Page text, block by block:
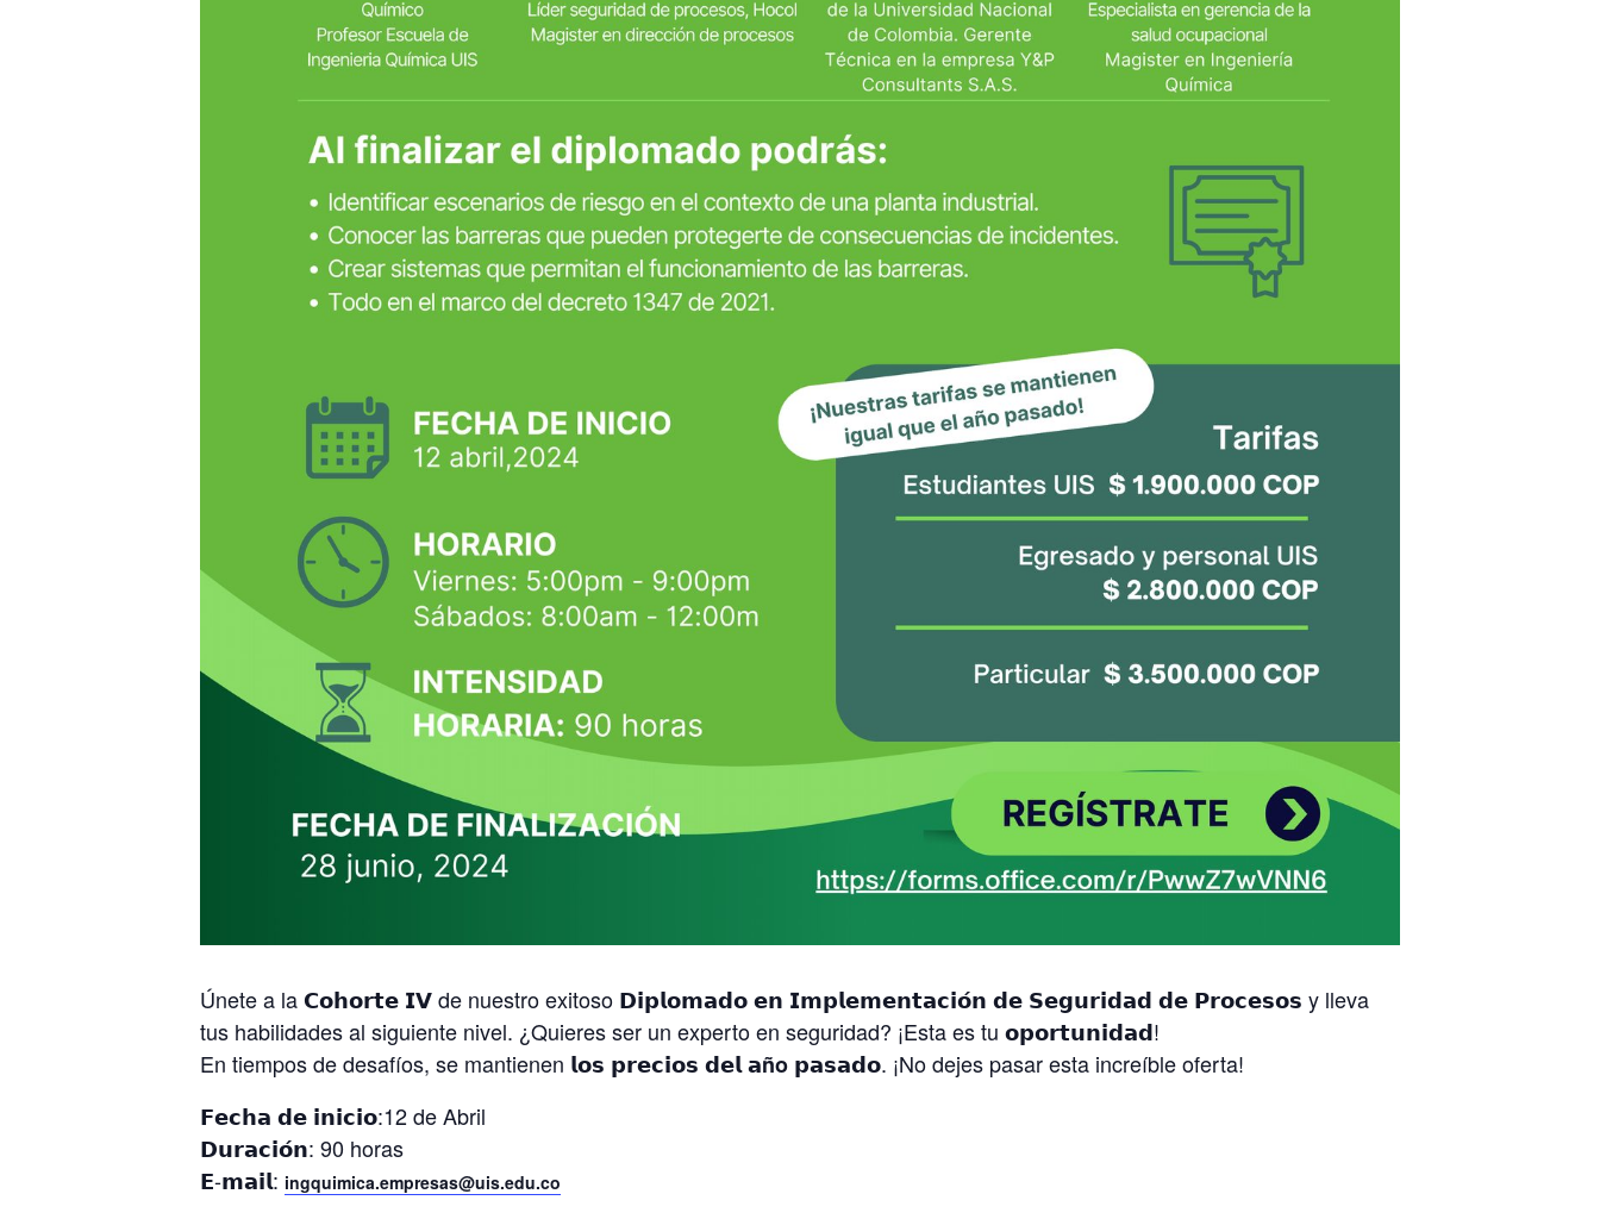
Únete a la 𝗖𝗼𝗵𝗼𝗿𝘁𝗲 𝗜𝗩 de nuestro exitoso 𝗗𝗶𝗽𝗹𝗼𝗺𝗮𝗱𝗼 𝗲𝗻 𝗜𝗺𝗽𝗹𝗲𝗺𝗲𝗻𝘁𝗮𝗰𝗶𝗼́𝗻 𝗱𝗲 𝗦𝗲𝗴𝘂𝗿𝗶𝗱𝗮𝗱 𝗱𝗲 𝗣𝗿𝗼𝗰𝗲𝘀𝗼𝘀 y lleva
tus habilidades al siguiente nivel. ¿Quieres ser un experto en seguridad? ¡Esta es tu 𝗼𝗽𝗼𝗿𝘁𝘂𝗻𝗶𝗱𝗮𝗱!
En tiempos de desafíos, se mantienen 𝗹𝗼𝘀 𝗽𝗿𝗲𝗰𝗶𝗼𝘀 𝗱𝗲𝗹 𝗮ño 𝗽𝗮𝘀𝗮𝗱𝗼. ¡No dejes pasar esta increíble oferta!
𝗙𝗲𝗰𝗵𝗮 𝗱𝗲 𝗶𝗻𝗶𝗰𝗶𝗼:12 de Abril
𝗗𝘂𝗿𝗮𝗰𝗶𝗼́𝗻: 90 horas
𝗘-𝗺𝗮𝗶𝗹: ingquimica.empresas@uis.edu.co